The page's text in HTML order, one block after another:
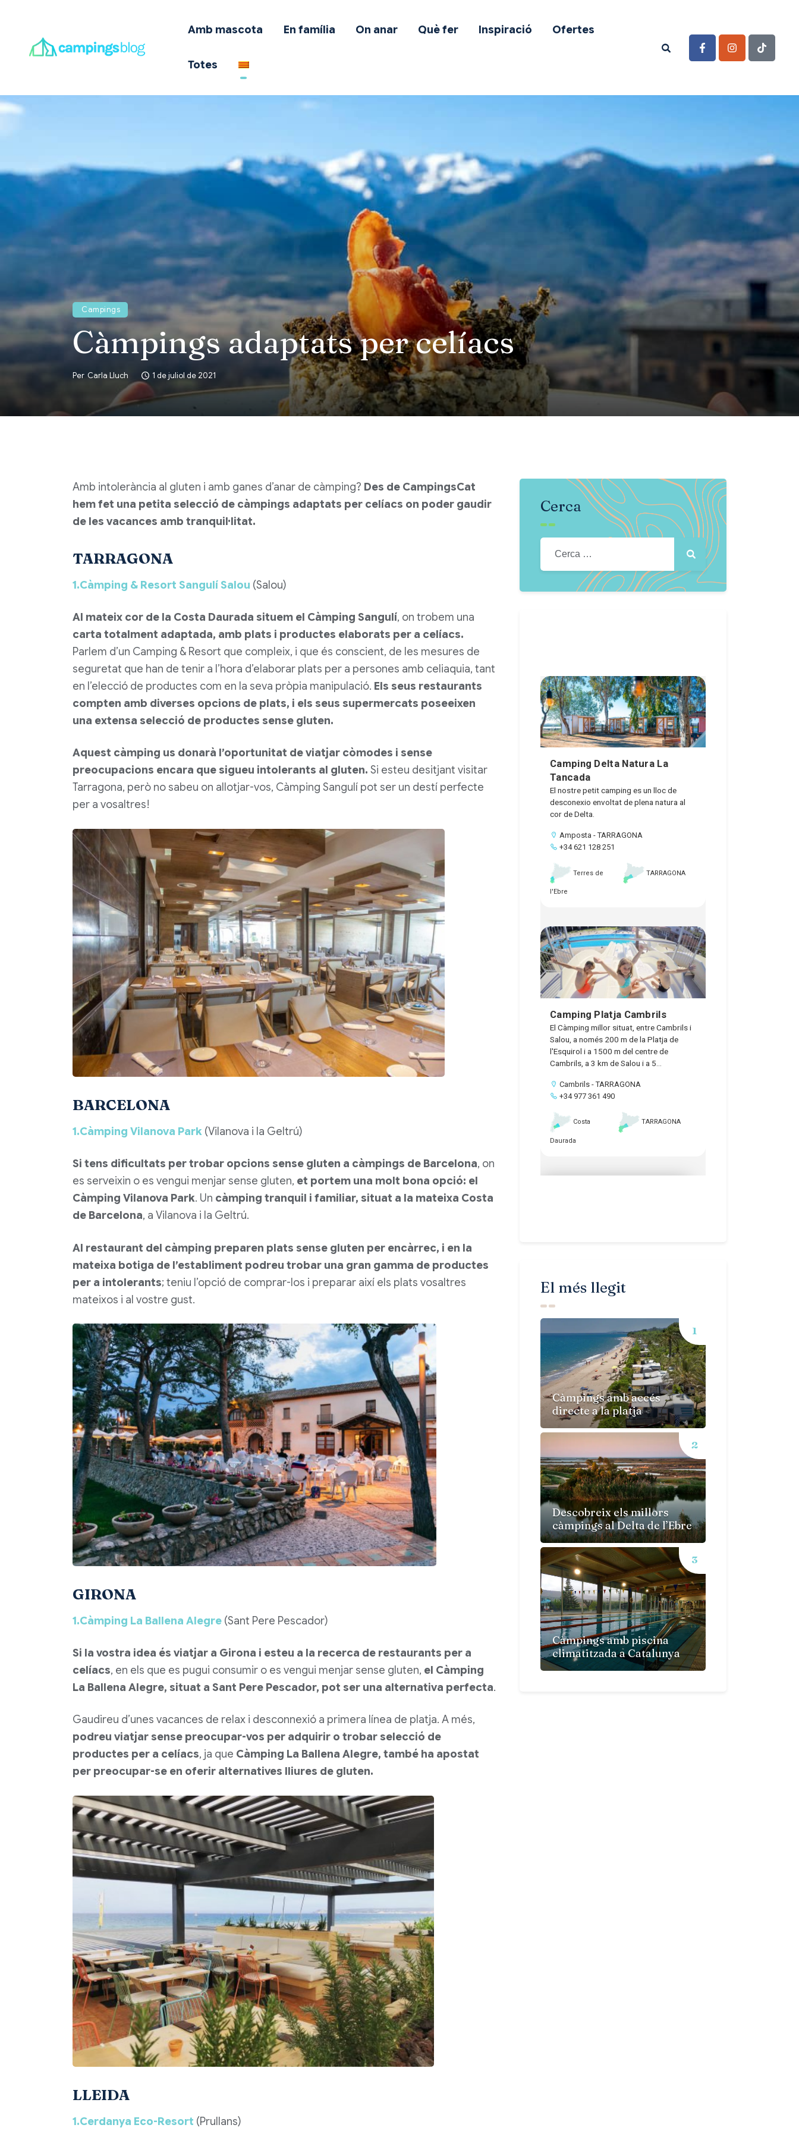
Amb mascota En família On anar Què fer Inspiració Ofertes
Totes
Què fer
Ofertes
Totes
Campings
Càmpings adaptats per celíacs
Per Carla Lluch 1 de juliol de 2021
Amb intolerància al gluten i amb ganes d’anar de càmping? Des de CampingsCat
hem fet una petita selecció de càmpings adaptats per celíacs on poder gaudir
de les vacances amb tranquil·litat.
TARRAGONA
1.Càmping & Resort Sangulí Salou (Salou)
Al mateix cor de la Costa Daurada situem el Càmping Sangulí, on trobem una
carta totalment adaptada, amb plats i productes elaborats per a celíacs.
Parlem d’un Camping & Resort que compleix, i que és conscient, de les mesures de
seguretat que han de tenir a l’hora d’elaborar plats per a persones amb celiaquia, tant
en l’elecció de productes com en la seva pròpia manipulació. Els seus restaurants
compten amb diverses opcions de plats, i els seus supermercats poseeixen
una extensa selecció de productes sense gluten.
Aquest càmping us donarà l’oportunitat de viatjar còmodes i sense
preocupacions encara que sigueu intolerants al gluten. Si esteu desitjant visitar
Tarragona, però no sabeu on allotjar-vos, Càmping Sangulí pot ser un destí perfecte
per a vosaltres!
BARCELONA
1.Càmping Vilanova Park (Vilanova i la Geltrú)
Si tens dificultats per trobar opcions sense gluten a càmpings de Barcelona, on
es serveixin o es vengui menjar sense gluten, et portem una molt bona opció: el
Càmping Vilanova Park. Un càmping tranquil i familiar, situat a la mateixa Costa
de Barcelona, a Vilanova i la Geltrú.
Al restaurant del càmping preparen plats sense gluten per encàrrec, i en la
mateixa botiga de l’establiment podreu trobar una gran gamma de productes
per a intolerants; teniu l’opció de comprar-los i preparar així els plats vosaltres
mateixos i al vostre gust.
GIRONA
1.Càmping La Ballena Alegre (Sant Pere Pescador)
Si la vostra idea és viatjar a Girona i esteu a la recerca de restaurants per a
celíacs, en els que es pugui consumir o es vengui menjar sense gluten, el Càmping
La Ballena Alegre, situat a Sant Pere Pescador, pot ser una alternativa perfecta.
Gaudireu d’unes vacances de relax i desconnexió a primera línea de platja. A més,
podreu viatjar sense preocupar-vos per adquirir o trobar selecció de
productes per a celíacs, ja que Càmping La Ballena Alegre, també ha apostat
per preocupar-se en oferir alternatives lliures de gluten.
LLEIDA
1.Cerdanya Eco-Resort (Prullans)
Cerca
El més llegit
Càmpings amb accés
directe a la platja
Descobreix els millors
càmpings al Delta de l’Ebre
Càmpings amb piscina
climatitzada a Catalunya